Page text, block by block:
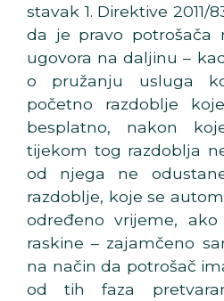
stavak 1. Direktive 2011/
da je pravo potrošača
ugovora na daljinu –
o pružanju usluga
početno razdoblje
besplatno, nakon
tijekom tog razdoblja
od njega ne
razdoblje, koje se
određeno vrijeme,
raskine – zajamčeno
na način da potrošač
od tih faza